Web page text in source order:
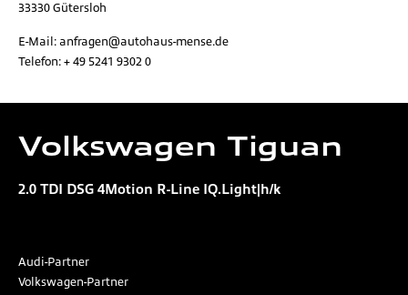
33330 Gütersloh
E-Mail: anfragen@autohaus-mense.de
Telefon: + 49 5241 9302 0
Volkswagen Tiguan
2.0 TDI DSG 4Motion R-Line IQ.Light|h/k
Audi-Partner
Volkswagen-Partner